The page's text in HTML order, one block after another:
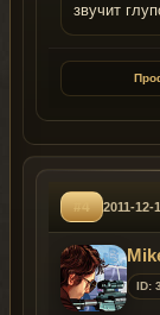
звучит
#4 2011-12-
ID: